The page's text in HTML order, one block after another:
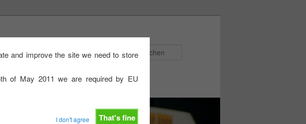
and improve the site we need to store
of May 2011 we are required by EU
That's fine
I don't agree